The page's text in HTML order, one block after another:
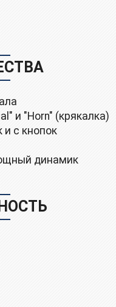
и "Ноrn" (крякалка)
и с кнопок
динамик